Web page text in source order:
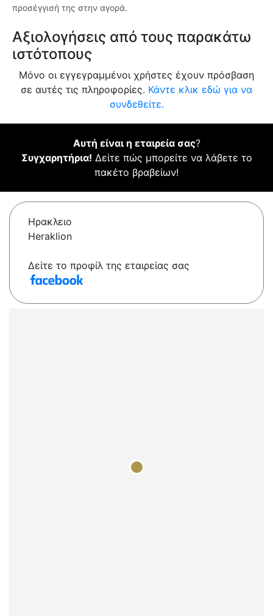
προσέγγισή της στην αγορά.
Αξιολογήσεις από τους παρακάτω
ιστότοπους
Μόνο οι εγγεγραμμένοι χρήστες έχουν πρόσβαση
σε αυτές τις πληροφορίες. Κάντε κλικ εδώ για να
συνδεθείτε.
Αυτή είναι η εταιρεία σας?
Συγχαρητήρια! Δείτε πώς μπορείτε να λάβετε το
πακέτο βραβείων!
Ηρακλειο
Heraklion
Δείτε το προφίλ της εταιρείας σας